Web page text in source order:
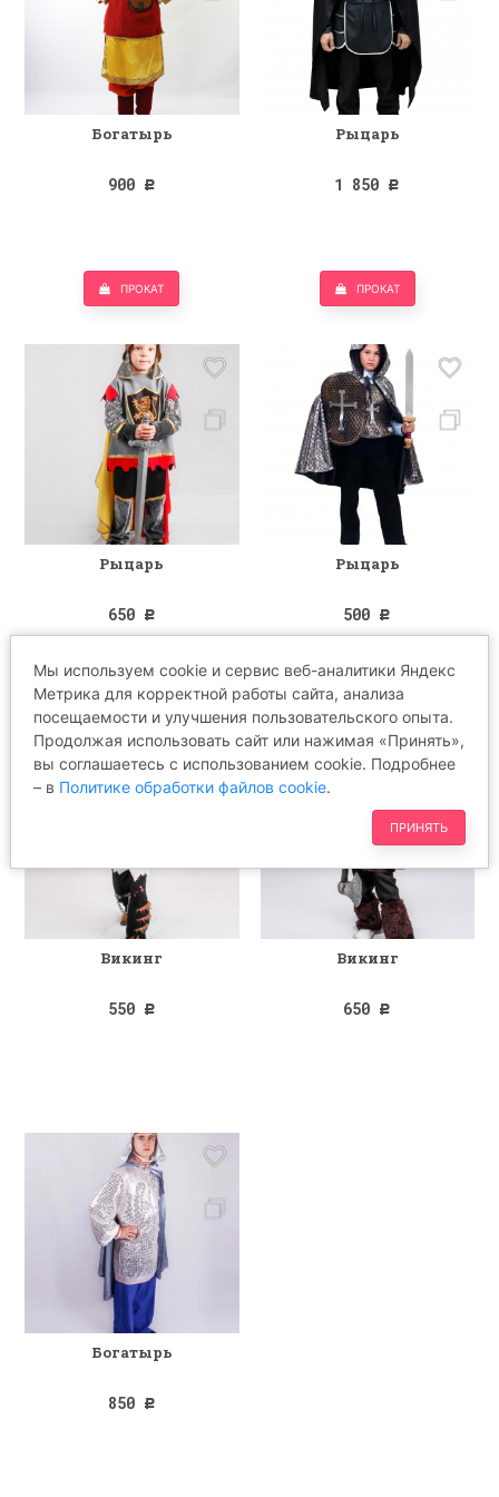
Богатырь
900 Р
ПРОКАТ
Рыцарь
1 850 Р
ПРОКАТ
Рыцарь
650 Р
Рыцарь
500 Р
Викинг
550 Р
Викинг
650 Р
Богатырь
850 Р
Мы используем cookie и сервис веб-аналитики Яндекс
Метрика для корректной работы сайта, анализа
посещаемости и улучшения пользовательского опыта.
Продолжая использовать сайт или нажимая «Принять»,
вы соглашаетесь с использованием cookie. Подробнее
– в Политике обработки файлов cookie.
ПРИНЯТЬ